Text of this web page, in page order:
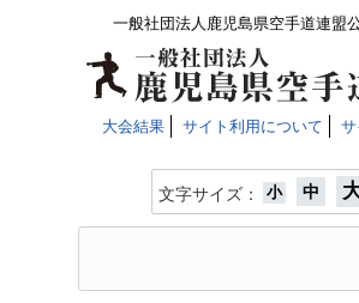
一般社団法人鹿児島県空手道連盟
大会結果 サイト利用について
文字サイズ： 小 中